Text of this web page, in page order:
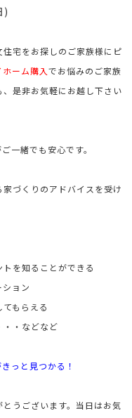
)
住宅をお探しのご家族様にピ
ホーム購入でお悩みのご家族
、是非お気軽にお越し下さい
一緒でも安心です。
家づくりのアドバイスを受け
を知ることができる
ョン
もらえる
・などなど
っと見つかる！
うございます。当日はお気